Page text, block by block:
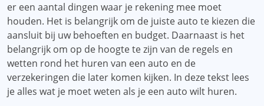
er een aantal dingen waar je rekening mee moet
houden. Het is belangrijk om de juiste auto te kiezen die
aansluit bij uw behoeften en budget. Daarnaast is het
belangrijk om op de hoogte te zijn van de regels en
wetten rond het huren van een auto en de
verzekeringen die later komen kijken. In deze tekst lees
je alles wat je moet weten als je een auto wilt huren.